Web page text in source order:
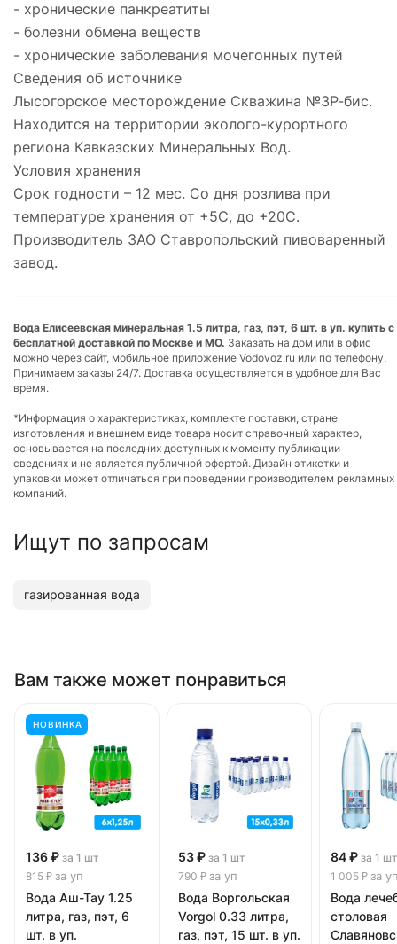
- хронические панкреатиты
- болезни обмена веществ
- хронические заболевания мочегонных путей
Сведения об источнике
Лысогорское месторождение Скважина №3Р-бис.
Находится на территории эколого-курортного
региона Кавказских Минеральных Вод.
Условия хранения
Срок годности – 12 мес. Со дня розлива при
температуре хранения от +5С, до +20С.
Производитель ЗАО Ставропольский пивоваренный
завод.
Вода Елисеевская минеральная 1.5 литра, газ, пэт, 6 шт. в уп. купить с
бесплатной доставкой по Москве и МО. Заказать на дом или в офис
можно через сайт, мобильное приложение Vodovoz.ru или по телефону.
Принимаем заказы 24/7. Доставка осуществляется в удобное для Вас
время.
*Информация о характеристиках, комплекте поставки, стране
изготовления и внешнем виде товара носит справочный характер,
основывается на последних доступных к моменту публикации
сведениях и не является публичной офертой. Дизайн этикетки и
упаковки может отличаться при проведении производителем рекламных
компаний.
Ищут по запросам
газированная вода
Вам также может понравиться
НОВИНКА
136 ₽ за 1 шт
815 ₽ за уп
Вода Аш-Тау 1.25
литра, газ, пэт, 6
шт. в уп.
53 ₽ за 1 шт
790 ₽ за уп
Вода Воргольская
Vorgol 0.33 литра,
газ, пэт, 15 шт. в уп.
84 ₽ за 1 шт
1 005 ₽ за
Вода
столовая